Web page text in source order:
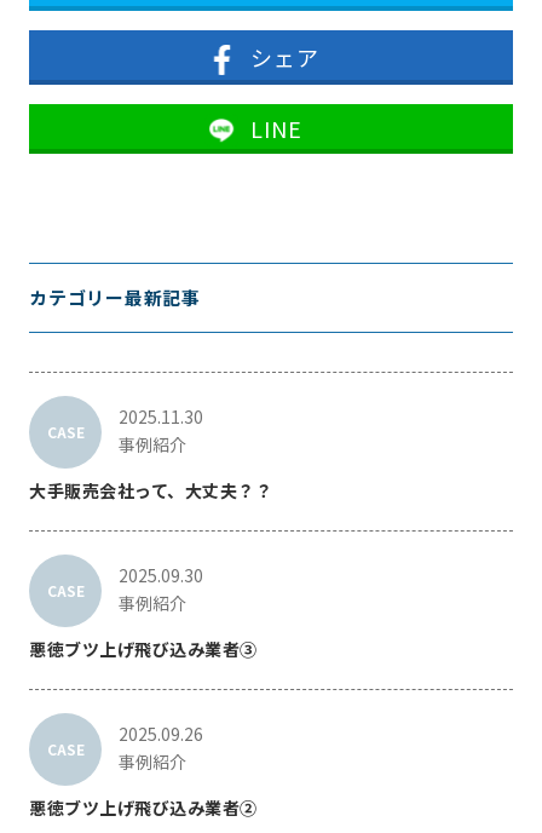
シェア
LINE
カテゴリー最新記事
CASE
2025.11.30
事例紹介
大手販売会社って、大丈夫？？
CASE
2025.09.30
事例紹介
悪徳ブツ上げ飛び込み業者③
CASE
2025.09.26
事例紹介
悪徳ブツ上げ飛び込み業者②